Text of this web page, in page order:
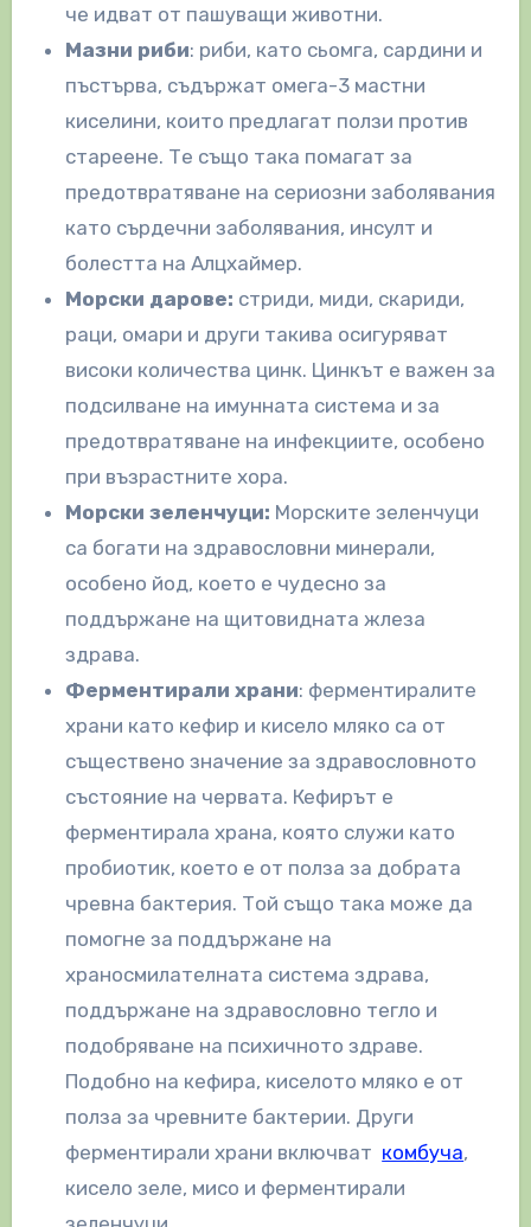
че идват от пашуващи животни.
Мазни риби: риби, като сьомга, сардини и
пъстърва, съдържат омега-3 мастни
киселини, които предлагат ползи против
стареене. Те също така помагат за
предотвратяване на сериозни заболявания
като сърдечни заболявания, инсулт и
болестта на Алцхаймер.
Морски дарове: стриди, миди, скариди,
раци, омари и други такива осигуряват
високи количества цинк. Цинкът е важен за
подсилване на имунната система и за
предотвратяване на инфекциите, особено
при възрастните хора.
Морски зеленчуци: Морските зеленчуци
са богати на здравословни минерали,
особено йод, което е чудесно за
поддържане на щитовидната жлеза
здрава.
Ферментирали храни: ферментиралите
храни като кефир и кисело мляко са от
съществено значение за здравословното
състояние на червата. Кефирът е
ферментирала храна, която служи като
пробиотик, което е от полза за добрата
чревна бактерия. Той също така може да
помогне за поддържане на
храносмилателната система здрава,
поддържане на здравословно тегло и
подобряване на психичното здраве.
Подобно на кефира, киселото мляко е от
полза за чревните бактерии. Други
ферментирали храни включват комбуча,
кисело зеле, мисо и ферментирали